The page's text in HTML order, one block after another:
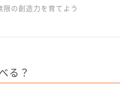
の創造力を育てよう
る？